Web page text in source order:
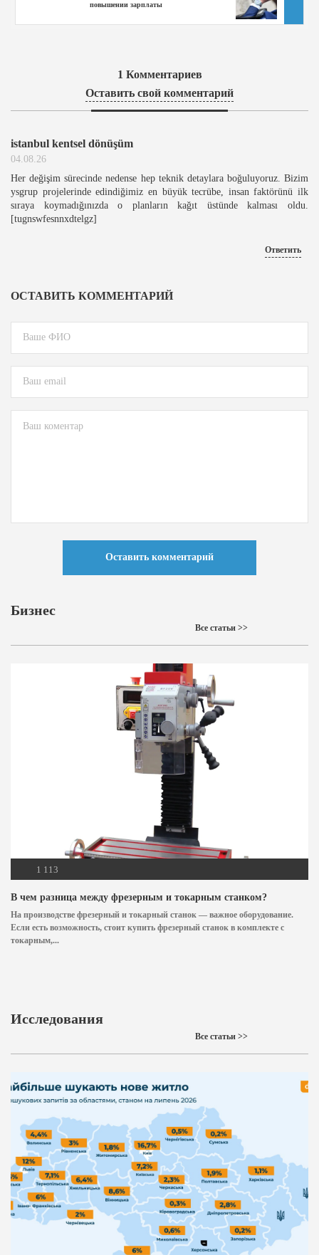
повышении зарплаты
1 Комментариев
Оставить свой комментарий
istanbul kentsel dönüşüm
04.08.26
Her değişim sürecinde nedense hep teknik detaylara boğuluyoruz. Bizim
ysgrup projelerinde edindiğimiz en büyük tecrübe, insan faktörünü ilk
sıraya koymadığınızda o planların kağıt üstünde kalması oldu.
[tugnswfesnnxdtelgz]
Ответить
ОСТАВИТЬ КОММЕНТАРИЙ
Оставить комментарий
Бизнес
Все статьи >>
1 113
В чем разница между фрезерным и токарным станком?
На производстве фрезерный и токарный станок — важное оборудование.
Если есть возможность, стоит купить фрезерный станок в комплекте с
токарным,...
Исследования
Все статьи >>